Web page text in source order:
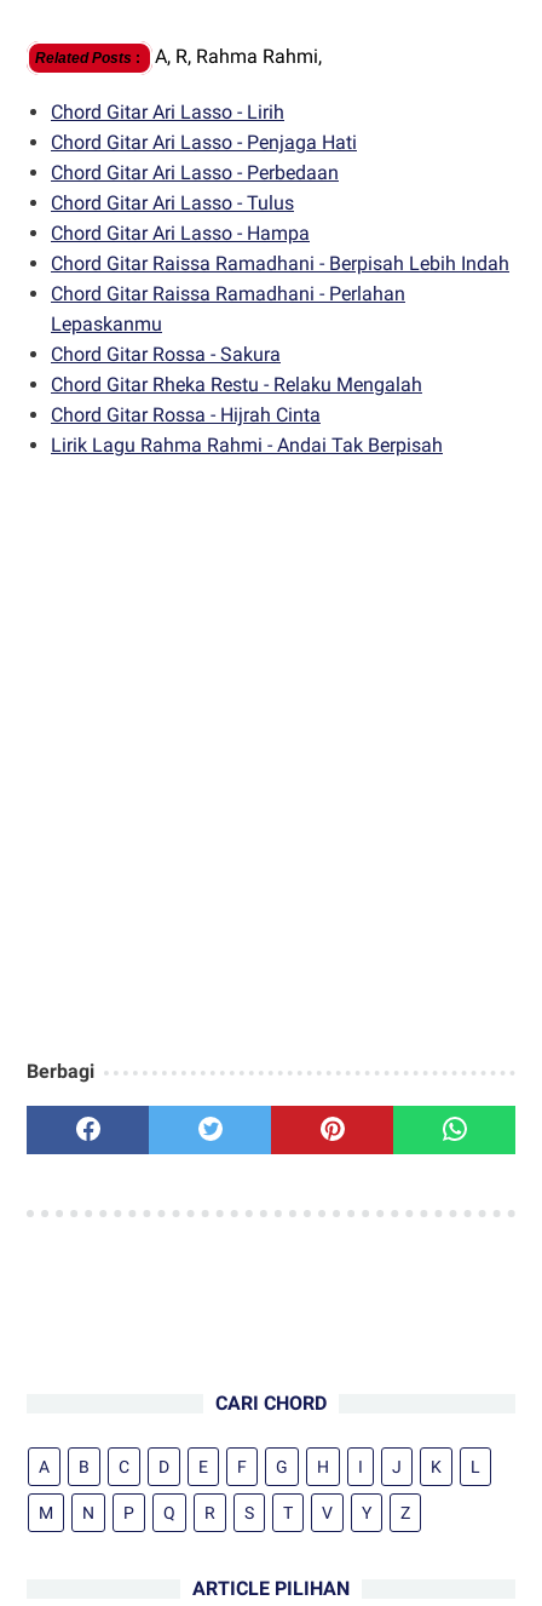
Related Posts : A, R, Rahma Rahmi,
Chord Gitar Ari Lasso - Lirih
Chord Gitar Ari Lasso - Penjaga Hati
Chord Gitar Ari Lasso - Perbedaan
Chord Gitar Ari Lasso - Tulus
Chord Gitar Ari Lasso - Hampa
Chord Gitar Raissa Ramadhani - Berpisah Lebih Indah
Chord Gitar Raissa Ramadhani - Perlahan
Lepaskanmu
Chord Gitar Rossa - Sakura
Chord Gitar Rheka Restu - Relaku Mengalah
Chord Gitar Rossa - Hijrah Cinta
Lirik Lagu Rahma Rahmi - Andai Tak Berpisah
Berbagi
CARI CHORD
A B C D E F G H I J K L
M N P Q R S T V Y Z
ARTICLE PILIHAN